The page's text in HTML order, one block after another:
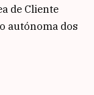
de Cliente
autónoma dos